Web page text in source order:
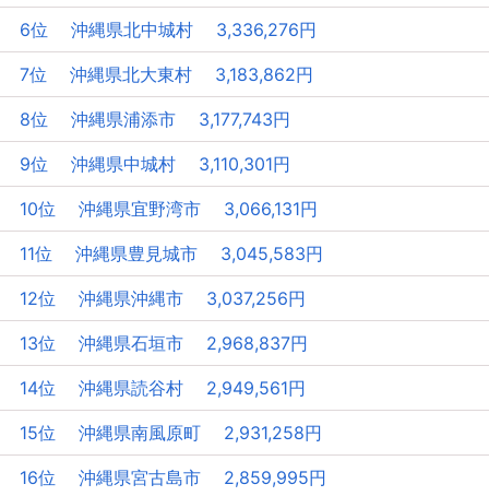
6位 沖縄県北中城村 3,336,276円
7位 沖縄県北大東村 3,183,862円
8位 沖縄県浦添市 3,177,743円
9位 沖縄県中城村 3,110,301円
10位 沖縄県宜野湾市 3,066,131円
11位 沖縄県豊見城市 3,045,583円
12位 沖縄県沖縄市 3,037,256円
13位 沖縄県石垣市 2,968,837円
14位 沖縄県読谷村 2,949,561円
15位 沖縄県南風原町 2,931,258円
16位 沖縄県宮古島市 2,859,995円